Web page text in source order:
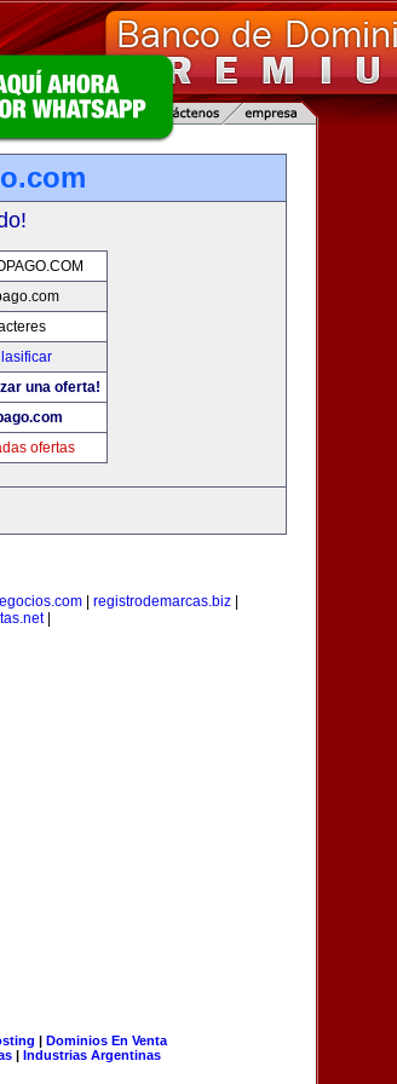
una oferta!
ofertas
registrodemarcas.biz
|
| Dominios En Venta
| Industrias Argentinas